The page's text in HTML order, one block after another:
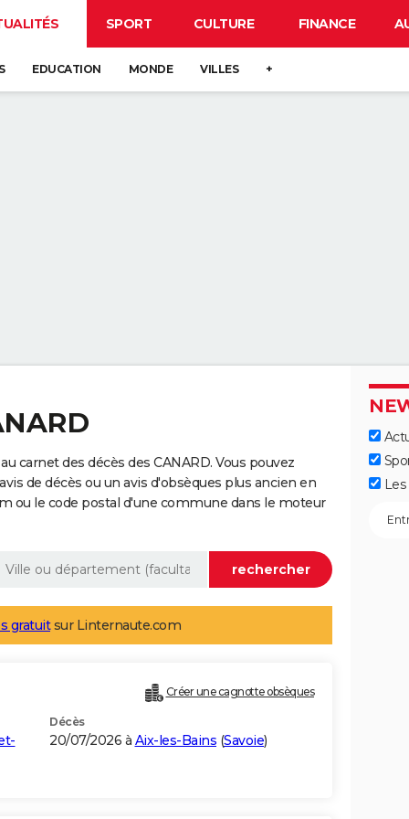
SPORT CULTURE FINANCE
EDUCATION MONDE VILLES +
carnet des décès des CANARD. Vous pouvez
de décès ou un avis d'obsèques plus ancien en
ou le code postal d'une commune dans le moteur
gratuitsur Linternaute.com
Créer une cagnotte obsèques
Décès
20/07/2026 à Aix-les-Bains (Savoie)